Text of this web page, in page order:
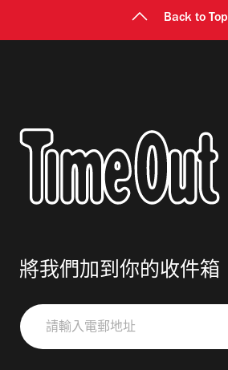
Back to Top
將我們加到你的收件箱
請
輸